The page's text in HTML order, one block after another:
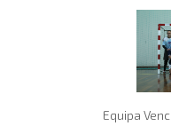
Equipa